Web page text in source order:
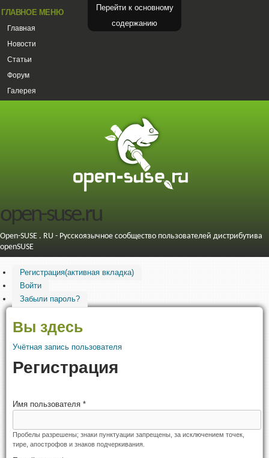
Перейти к основному
содержанию
ГЛАВНОЕ МЕНЮ
Главная
Новости
Статьи
Форум
Галерея
open-suse.ru
Open-SUSE . RU - Русскоязычное сообщество пользователей дистрибутива
openSUSE
Регистрация(активная вкладка)
Войти
Забыли пароль?
Вы здесь
Учётная запись пользователя
Регистрация
Имя пользователя *
Пробелы разрешены; знаки пунктуации запрещены, за исключением точек,
тире, апострофов и знаков подчеркивания.